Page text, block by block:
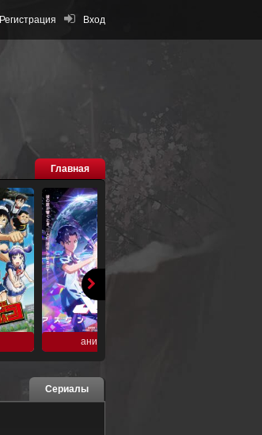
Вход
Регистрация
Главная
аниме
Сериалы